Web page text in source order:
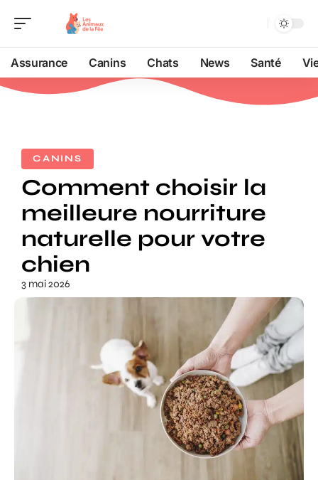
Assurance Canins Chats News Santé
CANINS
Comment choisir la
meilleure nourriture
naturelle pour votre
chien
3 mai 2026